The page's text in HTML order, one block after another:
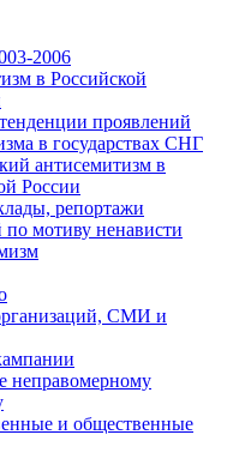
2006
в Российской
проявлений
в государствах СНГ
антисемитизм в
России
репортажи
мотиву ненависти
СМИ и
неправомерному
и общественные